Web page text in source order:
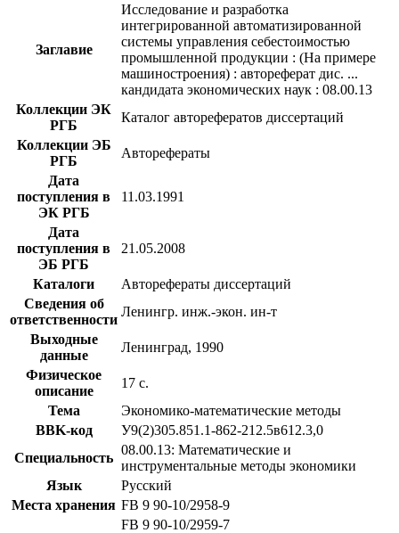
Заглавие
Исследование и разработка
интегрированной автоматизированной
системы управления себестоимостью
промышленной продукции : (На примере
машиностроения) : автореферат дис. ...
кандидата экономических наук : 08.00.13
Коллекции ЭК
РГБ
Каталог авторефератов диссертаций
Коллекции ЭБ
РГБ
Авторефераты
Дата
поступления в
ЭК РГБ
11.03.1991
Дата
поступления в
ЭБ РГБ
21.05.2008
Каталоги
Авторефераты диссертаций
Сведения об
ответственности
Ленингр. инж.-экон. ин-т
Выходные
данные
Ленинград, 1990
Физическое
описание
17 с.
Тема
Экономико-математические методы
BBK-код
У9(2)305.851.1-862-212.5в612.3,0
Специальность
08.00.13: Математические и
инструментальные методы экономики
Язык
Русский
Места хранения FB 9 90-10/2958-9
FB 9 90-10/2959-7